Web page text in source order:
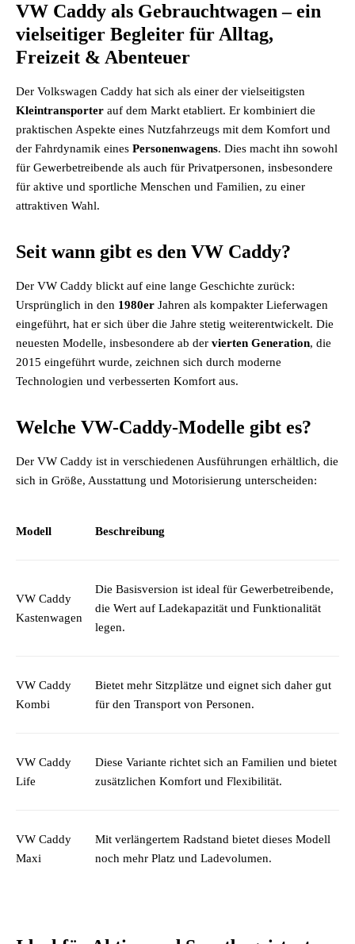
VW Caddy als Gebrauchtwagen – ein
vielseitiger Begleiter für Alltag,
Freizeit & Abenteuer
Der Volkswagen Caddy hat sich als einer der vielseitigsten
Kleintransporter auf dem Markt etabliert. Er kombiniert die
praktischen Aspekte eines Nutzfahrzeugs mit dem Komfort und
der Fahrdynamik eines Personenwagens. Dies macht ihn sowohl
für Gewerbetreibende als auch für Privatpersonen, insbesondere
für aktive und sportliche Menschen und Familien, zu einer
attraktiven Wahl.
Seit wann gibt es den VW Caddy?
Der VW Caddy blickt auf eine lange Geschichte zurück:
Ursprünglich in den 1980er Jahren als kompakter Lieferwagen
eingeführt, hat er sich über die Jahre stetig weiterentwickelt. Die
neuesten Modelle, insbesondere ab der vierten Generation, die
2015 eingeführt wurde, zeichnen sich durch moderne
Technologien und verbesserten Komfort aus.
Welche VW-Caddy-Modelle gibt es?
Der VW Caddy ist in verschiedenen Ausführungen erhältlich, die
sich in Größe, Ausstattung und Motorisierung unterscheiden:
Modell Beschreibung
VW Caddy
Kastenwagen
Die Basisversion ist ideal für Gewerbetreibende,
die Wert auf Ladekapazität und Funktionalität
legen.
VW Caddy
Kombi
Bietet mehr Sitzplätze und eignet sich daher gut
für den Transport von Personen.
VW Caddy
Life
Diese Variante richtet sich an Familien und bietet
zusätzlichen Komfort und Flexibilität.
VW Caddy
Maxi
Mit verlängertem Radstand bietet dieses Modell
noch mehr Platz und Ladevolumen.